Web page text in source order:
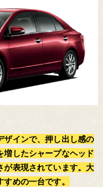
ザインで、押し出し感の
増したシャープなヘッド
が表現されています。大
めの一台です。